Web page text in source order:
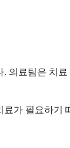
료팀은 치
가 필요하기